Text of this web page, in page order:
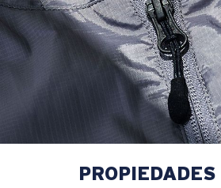
PROPIEDADES